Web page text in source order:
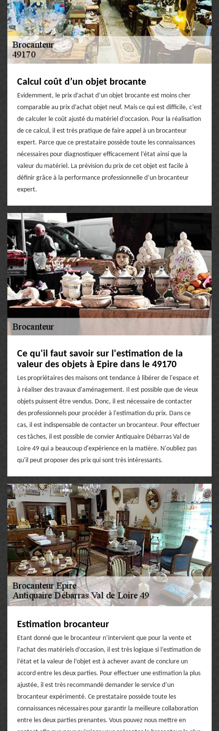
Calcul coût d’un objet brocante
Evidemment, le prix d’achat d’un objet brocante est moins cher
comparable au prix d’achat objet neuf. Mais ce qui est difficile, c’est
de calculer le coût ajusté du matériel d’occasion. Pour la réalisation
de ce calcul, il est très pratique de faire appel à un brocanteur
expert. Parce que ce prestataire possède toute les connaissances
nécessaires pour diagnostiquer efficacement l’état ainsi que la
valeur du matériel. La prévision du prix de cet objet est facile à
définir grâce à la performance professionnelle d’un brocanteur
expert.
Ce qu'il faut savoir sur l'estimation de la
valeur des objets à Epire dans le 49170
Les propriétaires des maisons ont tendance à libérer de l'espace et
à réaliser des travaux d'aménagement. Il est possible que de vieux
objets puissent être vendus. Donc, il est nécessaire de contacter
des professionnels pour procéder à l'estimation du prix. Dans ce
cas, il est indispensable de contacter un brocanteur. Pour effectuer
ces tâches, il est possible de convier Antiquaire Débarras Val de
Loire 49 qui a beaucoup d'expérience en la matière. N'oubliez pas
qu'il peut proposer des prix qui sont très intéressants.
Estimation brocanteur
Etant donné que le brocanteur n’intervient que pour la vente et
l’achat des matériels d’occasion, il est très logique si l’estimation de
l’état et la valeur de l’objet est à achever avant de conclure un
accord entre les deux parties. Pour effectuer une estimation la plus
ajustée, il est très recommandé demander le service d’un
brocanteur expérimenté. Ce prestataire possède toute les
connaissances nécessaires pour garantir la meilleure collaboration
entre les deux parties prenantes. Vous pouvez nous mettre en